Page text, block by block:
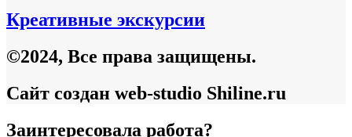
Креативные экскурсии
©2024, Все права защищены.
Сайт создан web-studio Shiline.ru
Заинтересовала работа?